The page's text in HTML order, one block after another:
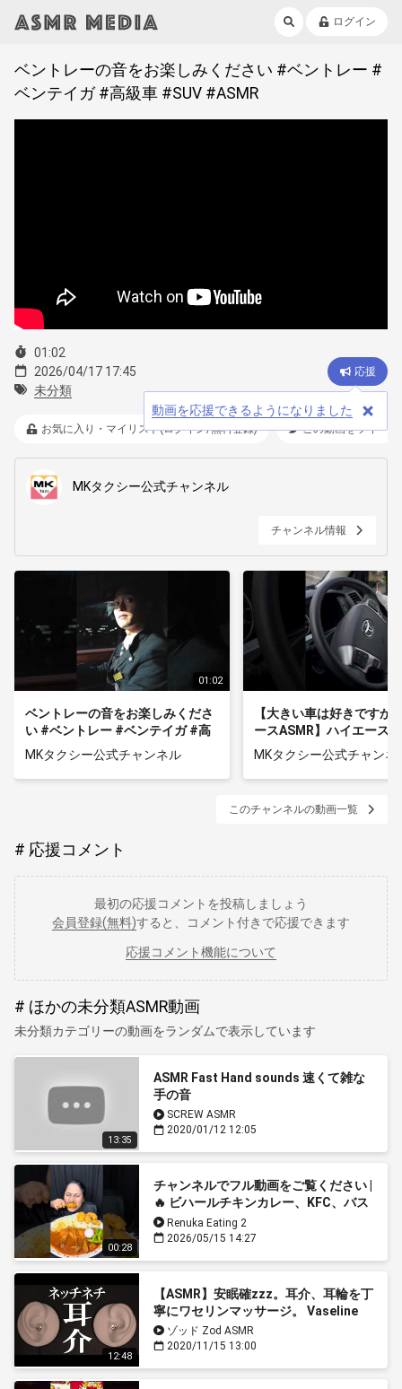
ログイン
ベントレーの音をお楽しみください #ベントレー #
ベンテイガ #高級車 #SUV #ASMR
01:02
2026/04/17 17:45
未分類
応援
動画を応援できるようになりました
お気に入り・マイリスト(ログイン/無料登録) この動画をツイート
MKタクシー公式チャンネル
チャンネル情報
01:02
ベントレーの音をお楽しみくださ
い #ベントレー #ベンテイガ #高
級車 #SUV #ASMR
MKタクシー公式チャンネル
【大きい車は好きですか
ースASMR】ハイエース
キャビンの音をお楽しみ
い #mk車両紹介 #
旅行
MKタクシー公式チャンネ
このチャンネルの動画一覧
応援コメント
最初の応援コメントを投稿しましょう
会員登録(無料)すると、コメント付きで応援できます
応援コメント機能について
ほかの未分類ASMR動画
未分類カテゴリーの動画をランダムで表示しています
13:35
ASMR Fast Hand sounds 速くて雑な
手の音
SCREW ASMR
2020/01/12 12:05
00:28
チャンネルでフル動画をご覧ください |
🔥 ビハールチキンカレー、KFC、バス
マティバガラライスを食べる | ショー
ト25
Renuka Eating 2
2026/05/15 14:27
12:48
【ASMR】安眠確zzz。耳介、耳輪を丁
寧にワセリンマッサージ。 Vaseline
Ear Massage / Earflap / low noise /
CS-10EM / No Talking
ゾッド Zod ASMR
2020/11/15 13:00